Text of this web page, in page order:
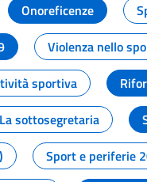
Onoreficenze
Violenza nello
sportiva
La sottosegretaria
Sport e periferie